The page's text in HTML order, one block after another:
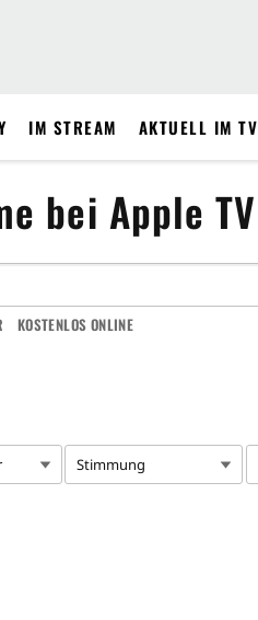
IM STREAM AKTUELL IM TV
bei Apple TV
KOSTENLOS ONLINE
Stimmung